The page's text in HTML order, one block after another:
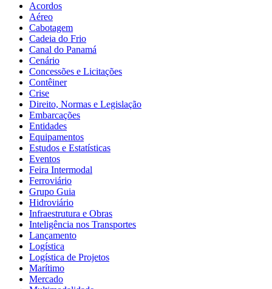
Acordos
Aéreo
Cabotagem
Cadeia do Frio
Canal do Panamá
Cenário
Concessões e Licitações
Contêiner
Crise
Direito, Normas e Legislação
Embarcações
Entidades
Equipamentos
Estudos e Estatísticas
Eventos
Feira Intermodal
Ferroviário
Grupo Guia
Hidroviário
Infraestrutura e Obras
Inteligência nos Transportes
Lançamento
Logística
Logística de Projetos
Marítimo
Mercado